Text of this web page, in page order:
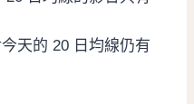
天的 20 日均線仍有